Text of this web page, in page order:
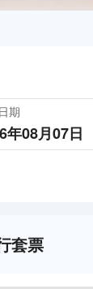
期
年08月07日
套票